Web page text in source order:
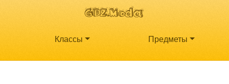
Классы Предметы